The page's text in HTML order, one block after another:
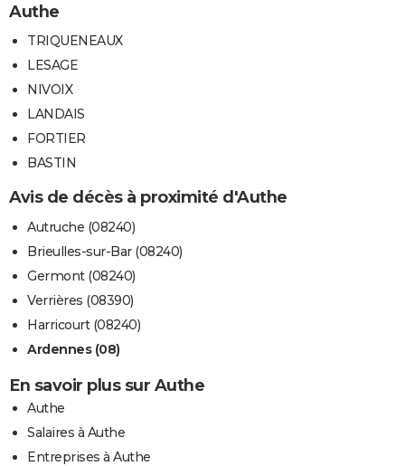
Authe
TRIQUENEAUX
LESAGE
NIVOIX
LANDAIS
FORTIER
BASTIN
Avis de décès à proximité d'Authe
Autruche (08240)
Brieulles-sur-Bar (08240)
Germont (08240)
Verrières (08390)
Harricourt (08240)
Ardennes (08)
En savoir plus sur Authe
Authe
Salaires à Authe
Entreprises à Authe